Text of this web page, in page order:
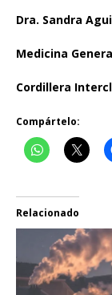
Dra. Sandra
Medicina
Cordillera
Compártelo:
Relacionado